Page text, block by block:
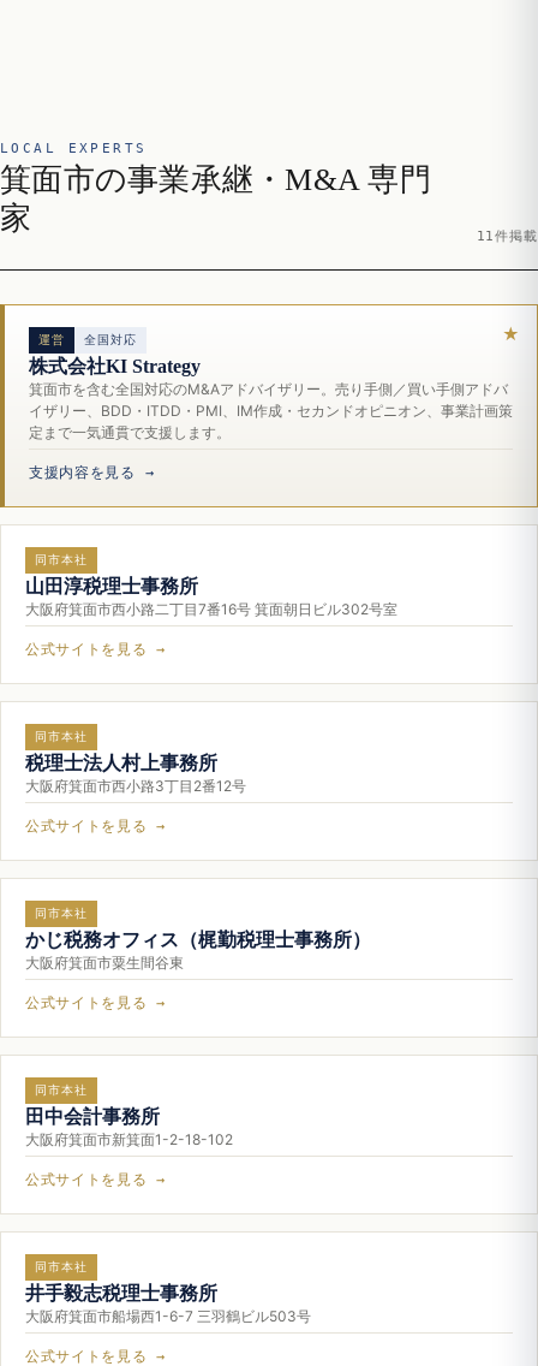
LOCAL EXPERTS
箕面市の事業承継・M&A 専門
家
11件掲載
運営 全国対応
株式会社KI Strategy
箕面市を含む全国対応のM&Aアドバイザリー。売り手側／買い手側アドバ
イザリー、BDD・ITDD・PMI、IM作成・セカンドオピニオン、事業計画策
定まで一気通貫で支援します。
支援内容を見る →
同市本社
山田淳税理士事務所
大阪府箕面市西小路二丁目7番16号 箕面朝日ビル302号室
公式サイトを見る →
同市本社
税理士法人村上事務所
大阪府箕面市西小路3丁目2番12号
公式サイトを見る →
同市本社
かじ税務オフィス（梶勤税理士事務所）
大阪府箕面市粟生間谷東
公式サイトを見る →
同市本社
田中会計事務所
大阪府箕面市新箕面1-2-18-102
公式サイトを見る →
同市本社
井手毅志税理士事務所
大阪府箕面市船場西1-6-7 三羽鶴ビル503号
公式サイトを見る →